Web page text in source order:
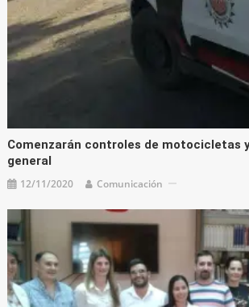
Comenzarán controles de motocicletas
general
12/11/2020 Comunicación